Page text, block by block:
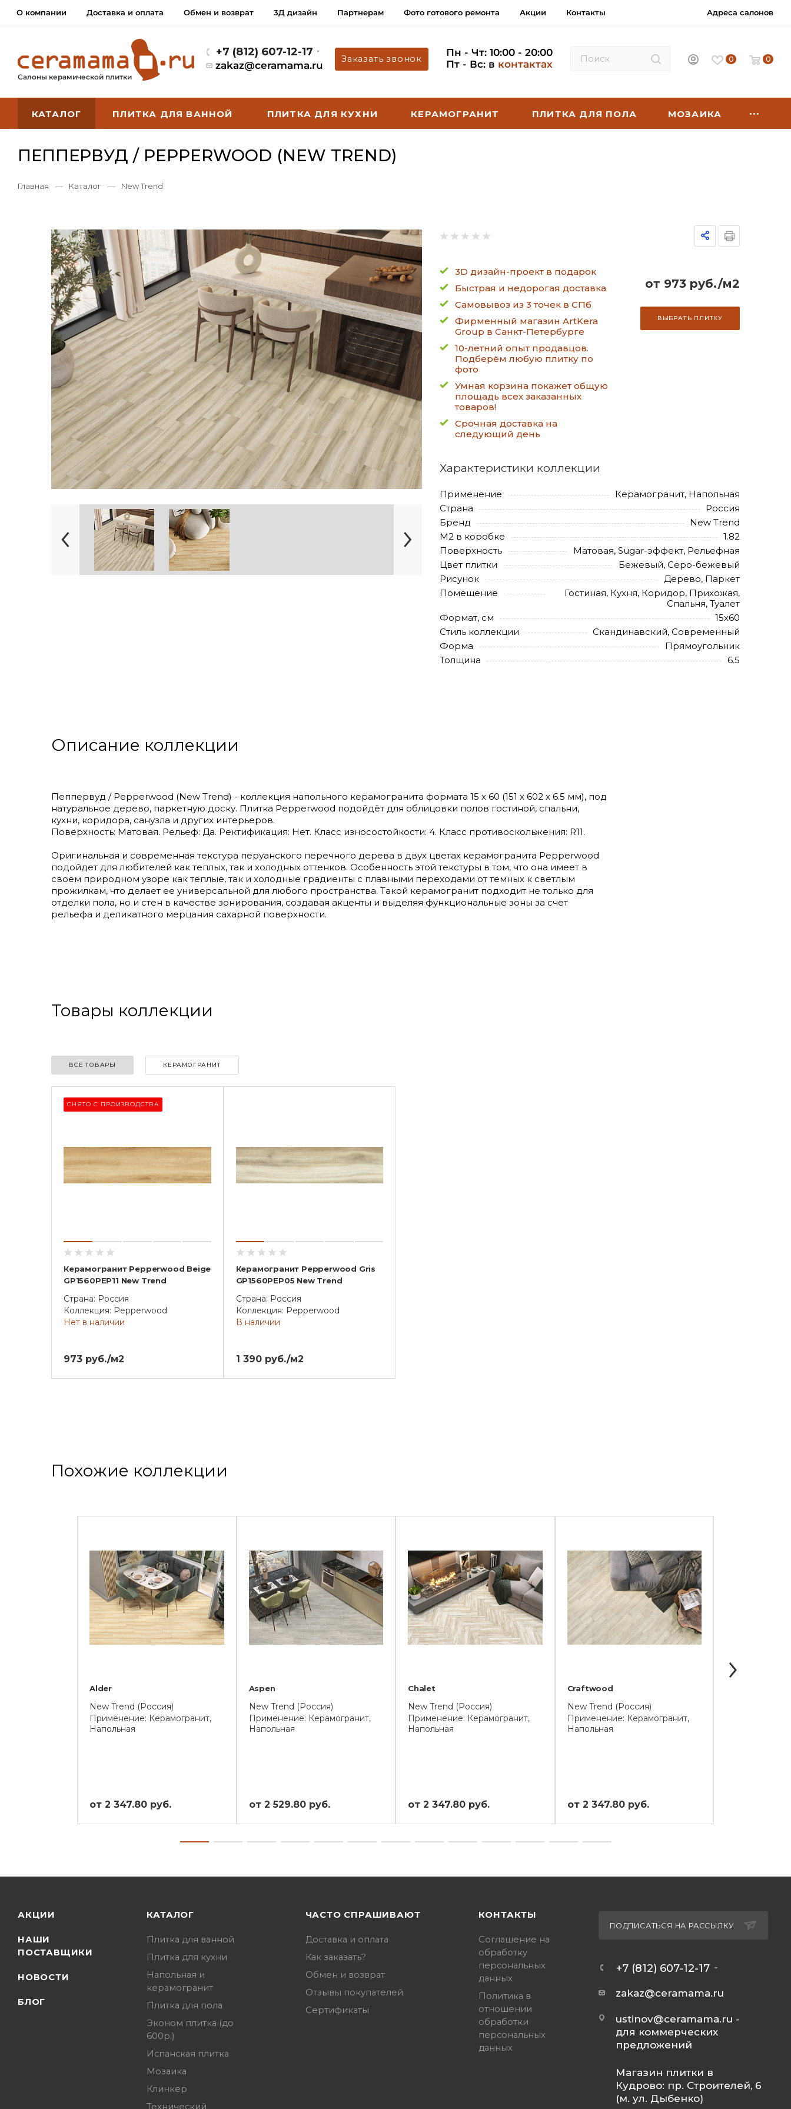
О компании Доставка и оплата Обмен и возврат 3Д дизайн Партнерам Фото готового ремонта Акции Контакты Адреса салонов
Салоны керамической плитки
+7 (812) 607-12-17
zakaz@ceramama.ru
Заказать звонок
Пн - Чт: 10:00 - 20:00
Пт - Вс: в контактах 0 0
КАТАЛОГ ПЛИТКА ДЛЯ ВАННОЙ ПЛИТКА ДЛЯ КУХНИ КЕРАМОГРАНИТ ПЛИТКА ДЛЯ ПОЛА МОЗАИКА
ПЕППЕРВУД / PEPPERWOOD (NEW TREND)
Главная — Каталог — New Trend
3D дизайн-проект в подарок
Быстрая и недорогая доставка
Самовывоз из 3 точек в СПб
Фирменный магазин ArtKera
Group в Санкт-Петербурге
10-летний опыт продавцов.
Подберём любую плитку по
фото
Умная корзина покажет общую
площадь всех заказанных
товаров!
Срочная доставка на
следующий день
от 973 руб./м2
ВЫБРАТЬ ПЛИТКУ
Характеристики коллекции
Применение
Керамогранит, Напольная
Страна
Россия
Бренд
New Trend
М2 в коробке
1.82
Поверхность
Матовая, Sugar-эффект, Рельефная
Цвет плитки
Бежевый, Серо-бежевый
Рисунок
Дерево, Паркет
Помещение
Гостиная, Кухня, Коридор, Прихожая,
Спальня, Туалет
Формат, см
15х60
Стиль коллекции
Скандинавский, Современный
Форма
Прямоугольник
Толщина
6.5
Описание коллекции
Пеппервуд / Pepperwood (New Trend) - коллекция напольного керамогранита формата 15 х 60 (151 x 602 x 6.5 мм), под
натуральное дерево, паркетную доску. Плитка Pepperwood подойдёт для облицовки полов гостиной, спальни,
кухни, коридора, санузла и других интерьеров.
Поверхность: Матовая. Рельеф: Да. Ректификация: Нет. Класс износостойкости: 4. Класс противоскольжения: R11.
Оригинальная и современная текстура перуанского перечного дерева в двух цветах керамогранита Pepperwood
подойдет для любителей как теплых, так и холодных оттенков. Особенность этой текстуры в том, что она имеет в
своем природном узоре как теплые, так и холодные градиенты с плавными переходами от темных к светлым
прожилкам, что делает ее универсальной для любого пространства. Такой керамогранит подходит не только для
отделки пола, но и стен в качестве зонирования, создавая акценты и выделяя функциональные зоны за счет
рельефа и деликатного мерцания сахарной поверхности.
Товары коллекции
ВСЕ ТОВАРЫ КЕРАМОГРАНИТ
СНЯТО С ПРОИЗВОДСТВА
Керамогранит Pepperwood Beige
GP1560PEP11 New Trend
Страна: Россия
Коллекция: Pepperwood
Нет в наличии
973 руб./м2
Керамогранит Pepperwood Gris
GP1560PEP05 New Trend
Страна: Россия
Коллекция: Pepperwood
В наличии
1 390 руб./м2
Похожие коллекции
Alder
New Trend (Россия)
Применение: Керамогранит,
Напольная
от 2 347.80 руб.
Aspen
New Trend (Россия)
Применение: Керамогранит,
Напольная
от 2 529.80 руб.
Chalet
New Trend (Россия)
Применение: Керамогранит,
Напольная
от 2 347.80 руб.
Craftwood
New Trend (Россия)
Применение: Керамогранит,
Напольная
от 2 347.80 руб.
АКЦИИ
НАШИ
ПОСТАВЩИКИ
НОВОСТИ
БЛОГ
КАТАЛОГ
Плитка для ванной
Плитка для кухни
Напольная и
керамогранит
Плитка для пола
Эконом плитка (до
600р.)
Испанская плитка
Мозаика
Клинкер
Технический
ЧАСТО СПРАШИВАЮТ
Доставка и оплата
Как заказать?
Обмен и возврат
Отзывы покупателей
Сертификаты
КОНТАКТЫ
Соглашение на
обработку
персональных
данных
Политика в
отношении
обработки
персональных
данных
ПОДПИСАТЬСЯ НА РАССЫЛКУ
+7 (812) 607-12-17
zakaz@ceramama.ru
ustinov@ceramama.ru -
для коммерческих
предложений
Магазин плитки в
Кудрово: пр. Строителей, 6
(м. ул. Дыбенко)